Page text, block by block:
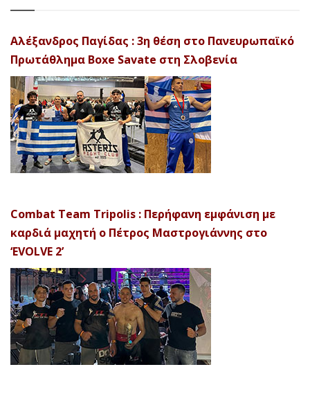
Αλέξανδρος Παγίδας : 3η θέση στο Πανευρωπαϊκό
Πρωτάθλημα Boxe Savate στη Σλοβενία
Combat Team Tripolis : Περήφανη εμφάνιση με
καρδιά μαχητή ο Πέτρος Μαστρογιάννης στο
‘EVOLVE 2’